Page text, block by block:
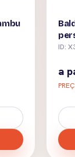
ID:
a